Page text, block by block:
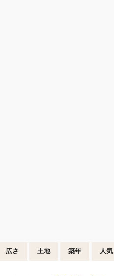
広さ 土地 築年 人気